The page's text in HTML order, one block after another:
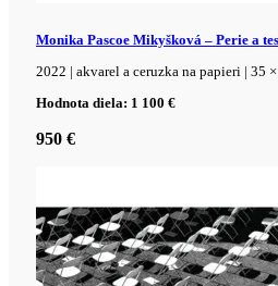
Monika Pascoe Mikyšková – Perie a
2022 | akvarel a ceruzka na papieri | 35
Hodnota diela: 1 100 €
950 €